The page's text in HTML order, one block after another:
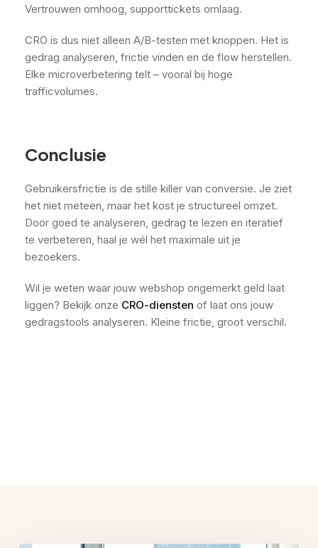
Vertrouwen omhoog, supporttickets omlaag.
CRO is dus niet alleen A/B-testen met knoppen. Het is
gedrag analyseren, frictie vinden en de flow herstellen.
Elke microverbetering telt – vooral bij hoge
trafficvolumes.
Conclusie
Gebruikersfrictie is de stille killer van conversie. Je ziet
het niet meteen, maar het kost je structureel omzet.
Door goed te analyseren, gedrag te lezen en iteratief
te verbeteren, haal je wél het maximale uit je
bezoekers.
Wil je weten waar jouw webshop ongemerkt geld laat
liggen? Bekijk onze CRO-diensten of laat ons jouw
gedragstools analyseren. Kleine frictie, groot verschil.